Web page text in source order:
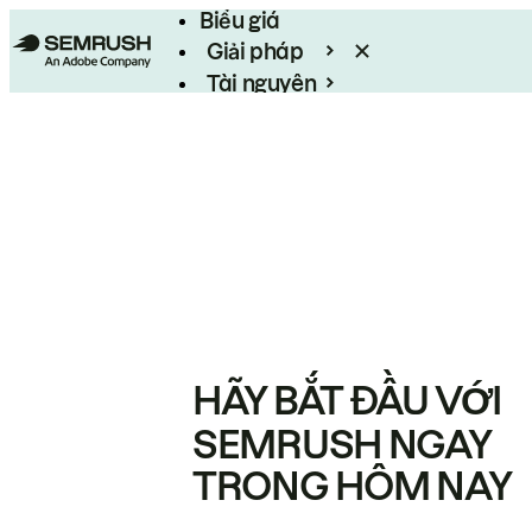
Biểu giá
Giải pháp
Tài nguyên
HÃY BẮT ĐẦU VỚI
SEMRUSH NGAY
TRONG HÔM NAY